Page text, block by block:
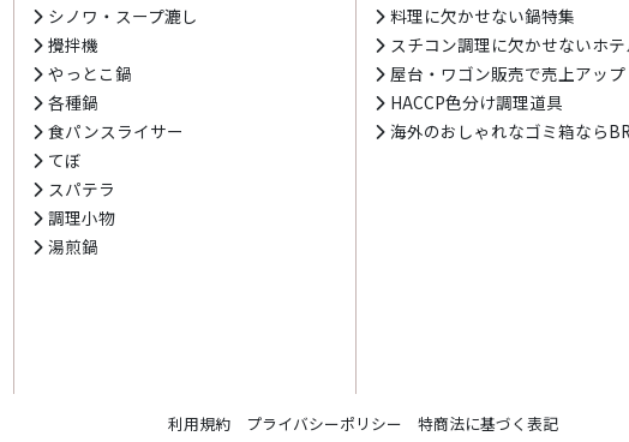
シノワ・スープ漉し
攪拌機
やっとこ鍋
各種鍋
食パンスライサー
てぼ
スパテラ
調理小物
湯煎鍋
料理に欠かせない鍋特集
スチコン調理に欠かせないホ
屋台・ワゴン販売で売上アップ
HACCP色分け調理道具
海外のおしゃれなゴミ箱なら
利用規約 プライバシーポリシー 特商法に基づく表記